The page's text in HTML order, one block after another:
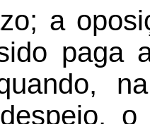
a
paga
o